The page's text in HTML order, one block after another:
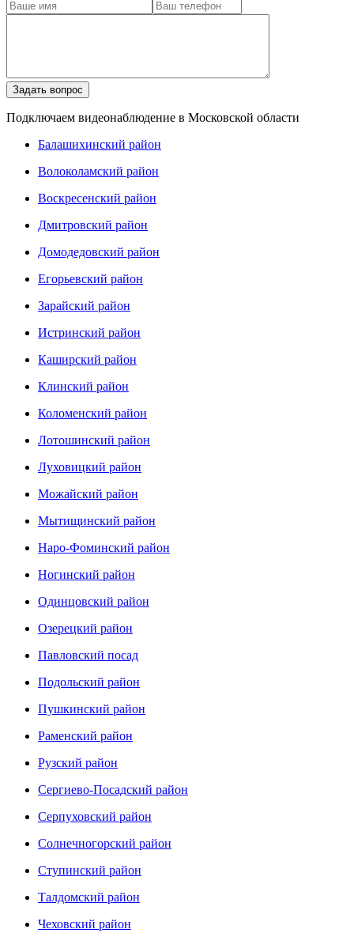
Подключаем видеонаблюдение в Московской области
Балашихинский район
Волоколамский район
Воскресенский район
Дмитровский район
Домодедовский район
Егорьевский район
Зарайский район
Истринский район
Каширский район
Клинский район
Коломенский район
Лотошинский район
Луховицкий район
Можайский район
Мытищинский район
Наро-Фоминский район
Ногинский район
Одинцовский район
Озерецкий район
Павловский посад
Подольский район
Пушкинский район
Раменский район
Рузский район
Сергиево-Посадский район
Серпуховский район
Солнечногорский район
Ступинский район
Талдомский район
Чеховский район